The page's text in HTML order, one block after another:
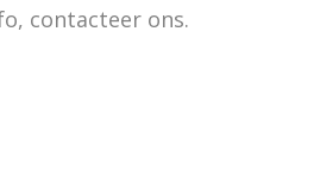
contacteer ons.